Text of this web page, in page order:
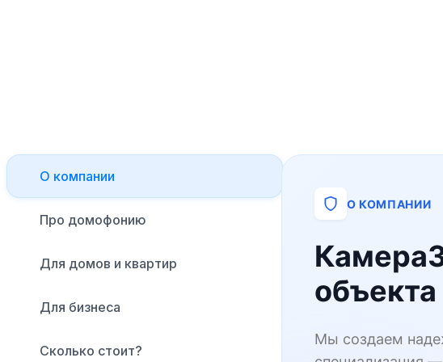
О компании
Про домофонию
Для домов и квартир
Для бизнеса
Сколько стоит?
О КОМПАНИИ
объекта
Мы создаем